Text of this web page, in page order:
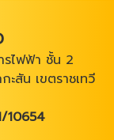
รไฟฟ้า ชั้น 2
ะสัน เขตราชเทวี
10654